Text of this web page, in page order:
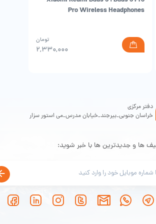
Pro Wireless Headphones
۲,۳۳۰,۰۰۰
تومان
دفتر مرکزی
خراسان جنوبی_بیرجند_خیابان مدرس_می استور سزار
ها و جدیدترین ها با خبر شوید: